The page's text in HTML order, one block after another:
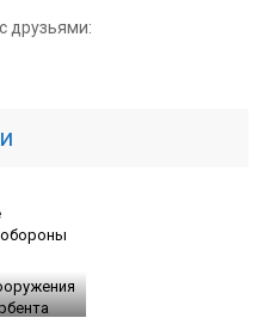
друзьями: